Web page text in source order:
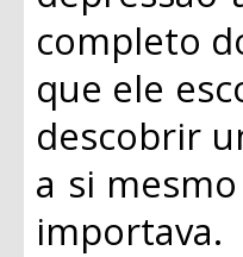
completo
que ele
descobrir
a si
importava.